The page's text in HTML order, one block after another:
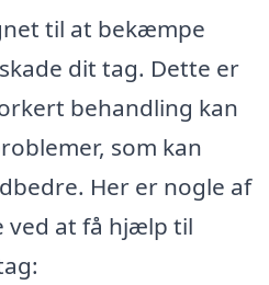
til at bekæmpe
dit tag. Dette er
behandling kan
som kan
Her er nogle af
ved at få hjælp til